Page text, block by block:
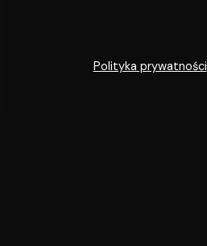
Polityka prywatności